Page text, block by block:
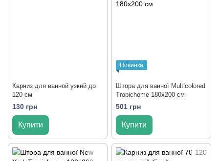
Карниз для ванной узкий до
120 см
130 грн
Купити
Новинка
Штора для ванної Multicolored
Tropichome 180x200 cм
501 грн
Купити